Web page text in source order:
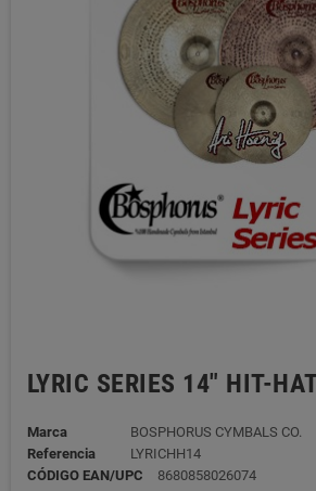
LYRIC SERIES 14" HIT-
Marca
BOSPHORUS CYMBALS CO.
Referencia
LYRICHH14
CÓDIGO EAN/UPC
8680858026074